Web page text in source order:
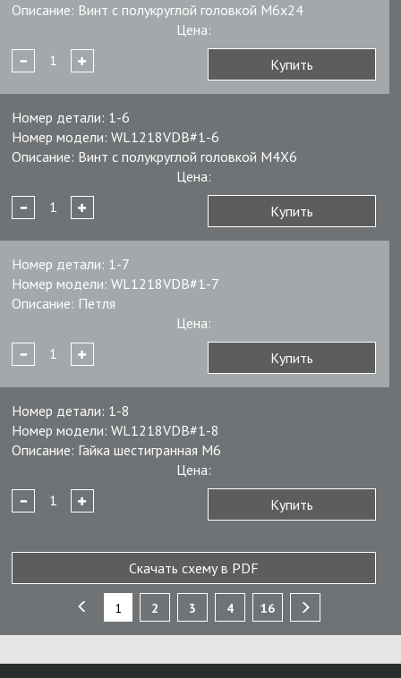
Описание: Винт с полукруглой головкой M6x24
Цена:
Купить
Номер детали: 1-6
Номер модели: WL1218VDB#1-6
Описание: Винт с полукруглой головкой M4X6
Цена:
Купить
Номер детали: 1-7
Номер модели: WL1218VDB#1-7
Описание: Петля
Цена:
Купить
Номер детали: 1-8
Номер модели: WL1218VDB#1-8
Описание: Гайка шестигранная M6
Цена:
Купить
Скачать схему в PDF
1 2 3 4 16